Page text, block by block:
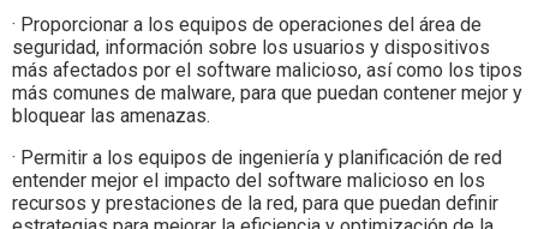
· Proporcionar a los equipos de operaciones del área de
seguridad, información sobre los usuarios y dispositivos
más afectados por el software malicioso, así como los tipos
más comunes de malware, para que puedan contener mejor y
bloquear las amenazas.
· Permitir a los equipos de ingeniería y planificación de red
entender mejor el impacto del software malicioso en los
recursos y prestaciones de la red, para que puedan definir